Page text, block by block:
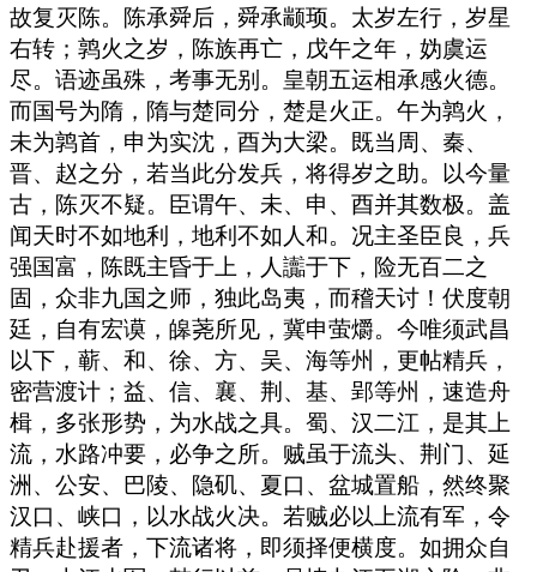
故复灭陈。陈承舜后，舜承颛顼。太岁左行，岁星
右转；鹑火之岁，陈族再亡，戊午之年，妫虞运
尽。语迹虽殊，考事无别。皇朝五运相承感火德。
而国号为隋，隋与楚同分，楚是火正。午为鹑火，
未为鹑首，申为实沈，酉为大梁。既当周、秦、
晋、赵之分，若当此分发兵，将得岁之助。以今量
古，陈灭不疑。臣谓午、未、申、酉并其数极。盖
闻天时不如地利，地利不如人和。况主圣臣良，兵
强国富，陈既主昏于上，人讟于下，险无百二之
固，众非九国之师，独此岛夷，而稽天讨！伏度朝
廷，自有宏谟，皞荛所见，冀申萤爝。今唯须武昌
以下，蕲、和、徐、方、吴、海等州，更帖精兵，
密营渡计；益、信、襄、荆、基、郢等州，速造舟
楫，多张形势，为水战之具。蜀、汉二江，是其上
流，水路冲要，必争之所。贼虽于流头、荆门、延
洲、公安、巴陵、隐矶、夏口、盆城置船，然终聚
汉口、峡口，以水战火决。若贼必以上流有军，令
精兵赴援者，下流诸将，即须择便横度。如拥众自